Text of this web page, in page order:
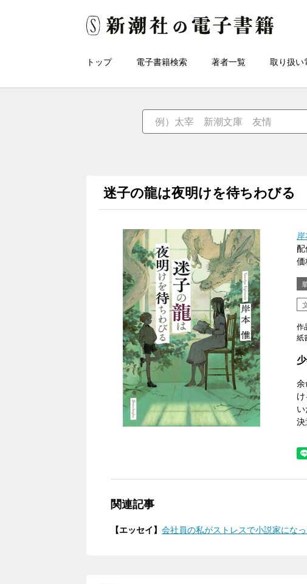
トップ 電子書籍検索 著者一覧 取り扱い
迷子の龍は夜明けを待ちわびる
価
作
紙
決
関連記事
【エッセイ】 会社員の私がストレスで小説家にな